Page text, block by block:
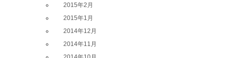
2015年2月
2015年1月
2014年12月
2014年11月